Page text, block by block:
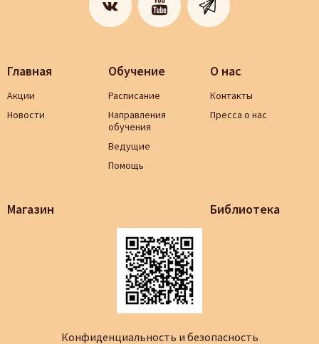
Главная
Акции
Новости
Обучение
Расписание
Направления
обучения
Ведущие
Помощь
О нас
Контакты
Пресса о нас
Магазин Библиотека
Конфиденциальность и безопасность